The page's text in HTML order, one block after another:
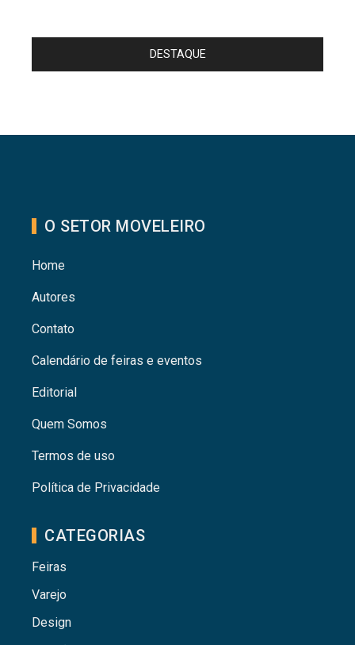
DESTAQUE
O SETOR MOVELEIRO
Home
Autores
Contato
Calendário de feiras e eventos
Editorial
Quem Somos
Termos de uso
Política de Privacidade
CATEGORIAS
Feiras
Varejo
Design